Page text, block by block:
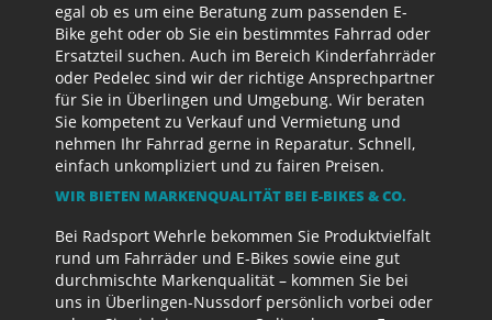
egal ob es um eine Beratung zum passenden E-
Bike geht oder ob Sie ein bestimmtes Fahrrad oder
Ersatzteil suchen. Auch im Bereich Kinderfahrräder
oder Pedelec sind wir der richtige Ansprechpartner
für Sie in Überlingen und Umgebung. Wir beraten
Sie kompetent zu Verkauf und Vermietung und
nehmen Ihr Fahrrad gerne in Reparatur. Schnell,
einfach unkompliziert und zu fairen Preisen.
WIR BIETEN MARKENQUALITÄT BEI E-BIKES & CO.
Bei Radsport Wehrle bekommen Sie Produktvielfalt
rund um Fahrräder und E-Bikes sowie eine gut
durchmischte Markenqualität – kommen Sie bei
uns in Überlingen-Nussdorf persönlich vorbei oder